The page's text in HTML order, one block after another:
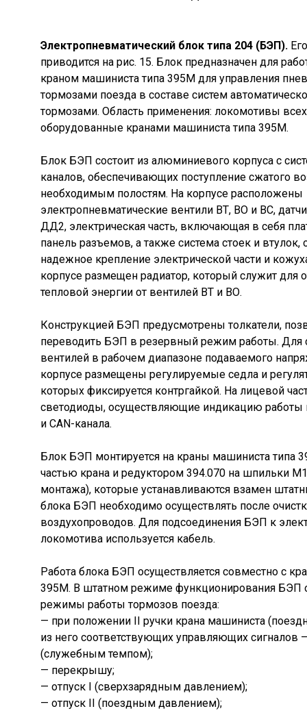
Электропневматический блок типа 204 (БЭП).
приводится на рис. 15. Блок предназначен для
краном машиниста типа 395М для управления
тормозами поезда в составе систем
тормозами. Область применения: локомотивы
оборудованные кранами машиниста типа 395М.
Блок БЭП состоит из алюминиевого корпуса с
каналов, обеспечивающих поступление сжатого
необходимым полостям. На корпусе расположены
электропневматические вентили ВТ, ВО и ВС,
ДД2, электрическая часть, включающая в себя
панель разъемов, а также система стоек и
надежное крепление электрической части и
корпусе размещен радиатор, который служит для
тепловой энергии от вентилей ВТ и ВО.
Конструкцией БЭП предусмотрены толкатели,
переводить БЭП в резервный режим работы. Для
вентилей в рабочем диапазоне подаваемого
корпусе размещены регулируемые седла и
которых фиксируется контргайкой. На лицевой
светодиоды, осуществляющие индикацию работы
и CAN-канала.
Блок БЭП монтируется на краны машиниста типа
частью крана и редуктором 394.070 на шпильки
монтажа), которые устанавливаются взамен
блока БЭП необходимо осуществлять после
воздухопроводов. Для подсоединения БЭП к
локомотива используется кабель.
Работа блока БЭП осуществляется совместно с
395М. В штатном режиме функционирования БЭП
режимы работы тормозов поезда:
— при положении II ручки крана машиниста
из него соответствующих управляющих сигналов
(служебным темпом);
— перекрышу;
— отпуск I (сверхзарядным давлением);
— отпуск II (поездным давлением);